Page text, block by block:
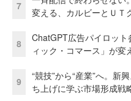
7
変える、カルビーとＵＴ
8
ChatGPT広告パイロッ
ィック・コマース」が変
9
“競技”から“産業”へ。新
ち上げに学ぶ市場形成戦